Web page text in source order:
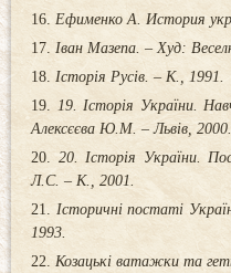
Ефименко А. История
Іван Мазепа. – Худ:
Історія Русів. – К., 1991.
19. Історія України.
Алексєєва Ю.М. – Львів, 2000.
20. Історія України.
Л.С. – К., 2001.
Історичні постаті
1993.
Козацькі ватажки та